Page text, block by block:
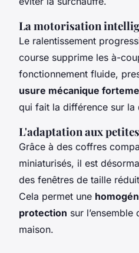
La motorisation
Le ralentissement
course supprime les à-
fonctionnement fluide,
usure mécanique
qui fait la différence sur la
L'adaptation aux
Grâce à des coffres
miniaturisés, il est
des fenêtres de taille
Cela permet une
protection sur l’ensemble
maison.